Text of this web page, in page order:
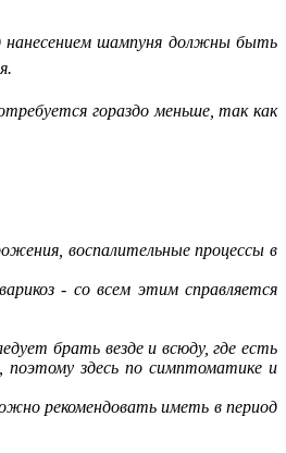
нанесением шампуня должны быть
гораздо меньше, так как
воспалительные процессы в
- со всем этим справляется
брать везде и всюду, где есть
здесь по симптоматике и
рекомендовать иметь в период